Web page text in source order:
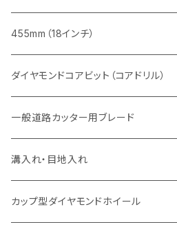
FRP切断用
塩ビ管・キッチンパネル切断用
大理石
ヒューム管・U字溝切断用
鋳鉄管切断用
ヒューム管・U字溝切断用
インターロッキング切断用
鋳鉄管切断用
ヒューム管・U字溝切断用
インターロッキング切断用
一般道路カッター用
ヒューム管・U字溝切断用
アスファルト切断用
一般道路カッター用
セグメント（特殊凹凸加工チップ
セグメントタイプ
コンクリート切断用
セグメント
セグメント（特殊凸凹加工チップ
ブロック切断用
セグメント
セグメント（特殊凸凹加工チップ
レンガ切断用
セグメント
セグメント（特殊凸凹加工チップ
インターロッキング切断用
セグメントタイプ
鋳鉄管切断用
セグメント
セグメント（特殊凸凹加工チップ
鉄筋コンクリート切断用
セグメントタイプ
コンクリート切断用
セグメント
セグメント（特殊凸凹加工チップ
ブロック切断用
セグメント
セグメント（特殊凸凹加工チップ
レンガ切断用
セグメント
インターロッキング切断用
みかげ石（御影石）切断用
セグメントタイプ
コンクリート切断用
セグメントタイプ
一般道路カッター用
鉄筋コンクリート切断用
セグメントタイプ
インターロッキング切断用
セグメントタイプ
鋳鉄管切断用
455mm（18インチ）
道路コンクリート切断用
道路アスファルト切断用
ダイヤモンドコアビット（コアドリル）
Aロット
有効長 250mm
有効長 370mm
Ｃロット
有効長 250mm
M27
一般道路カッター用ブレード
道路（アスファルト用）
255mm（10インチ）
道路（コンクリート舗装面）
溝入れ・目地入れ
V型チップ
カップ型ダイヤモンドホイール